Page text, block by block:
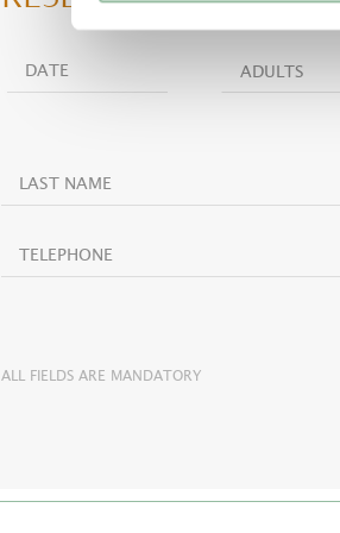
ADULTS
ALL FIELDS ARE MANDATORY